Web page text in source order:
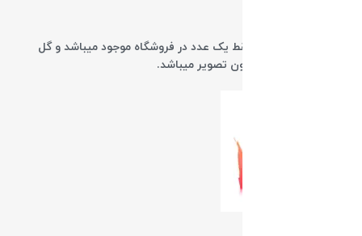
توجه این محصول فقط یک عدد در فروشگاه موجود میباشد و گل
ارسالی دقیقا گیاه درون تصویر میباشد.